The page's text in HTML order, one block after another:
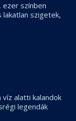
ezer színben
szigetek,
víz alatti kalandok
legendák